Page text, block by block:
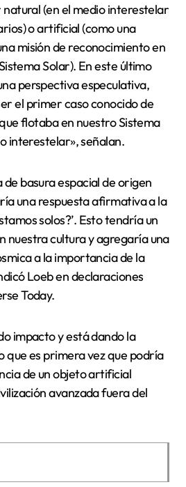
natural (en el medio interestelar
o artificial (como una
misión de reconocimiento en
Solar). En este último
perspectiva especulativa,
el primer caso conocido de
flotaba en nuestro Sistema
interestelar», señalan.
basura espacial de origen
una respuesta afirmativa a la
solos?’. Esto tendría un
nuestra cultura y agregaría una
a la importancia de la
Loeb en declaraciones
Today.
impacto y está dando la
que es primera vez que podría
de un objeto artificial
avanzada fuera del